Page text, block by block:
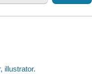
illustrator.